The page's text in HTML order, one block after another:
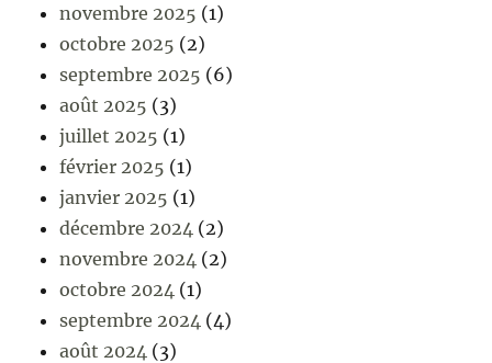
novembre 2025 (1)
octobre 2025 (2)
septembre 2025 (6)
août 2025 (3)
juillet 2025 (1)
février 2025 (1)
janvier 2025 (1)
décembre 2024 (2)
novembre 2024 (2)
octobre 2024 (1)
septembre 2024 (4)
août 2024 (3)